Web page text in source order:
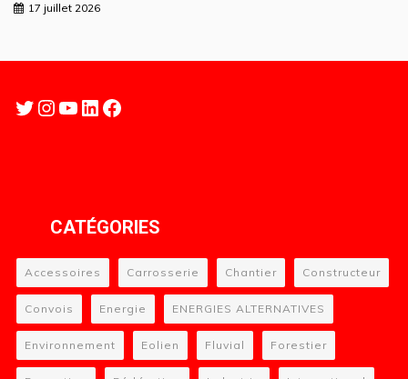
17 juillet 2026
Twitter
Instagram
YouTube
LinkedIn
Facebook
CATÉGORIES
Accessoires Carrosserie Chantier Constructeur
Convois Energie ENERGIES ALTERNATIVES
Environnement Eolien Fluvial Forestier